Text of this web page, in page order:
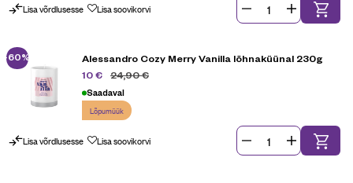
Lisa võrdlusesse Lisa soovikorvi
-60%
Alessandro Cozy Merry Vanilla lõhnaküünal 230g
24,90€
10€
Saadaval
Lõpumüük
Lisa võrdlusesse Lisa soovikorvi